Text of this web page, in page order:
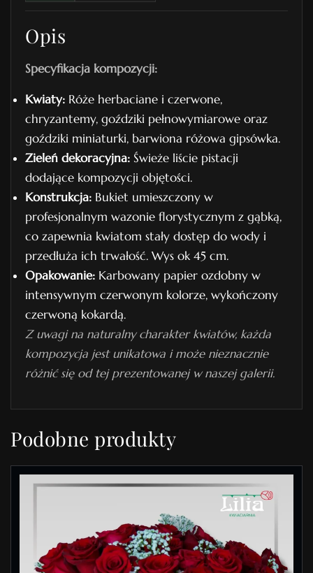
n
r
2
Opis
Specyfikacja kompozycji:
Kwiaty: Róże herbaciane i czerwone,
chryzantemy, goździki pełnowymiarowe oraz
goździki miniaturki, barwiona różowa gipsówka.
Zieleń dekoracyjna: Świeże liście pistacji
dodające kompozycji objętości.
Konstrukcja: Bukiet umieszczony w
profesjonalnym wazonie florystycznym z gąbką,
co zapewnia kwiatom stały dostęp do wody i
przedłuża ich trwałość. Wys ok 45 cm.
Opakowanie: Karbowany papier ozdobny w
intensywnym czerwonym kolorze, wykończony
czerwoną kokardą.
Z uwagi na naturalny charakter kwiatów, każda
kompozycja jest unikatowa i może nieznacznie
różnić się od tej prezentowanej w naszej galerii.
Podobne produkty